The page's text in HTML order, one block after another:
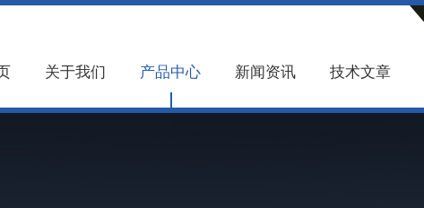
关于我们 产品中心 新闻资讯 技术文章